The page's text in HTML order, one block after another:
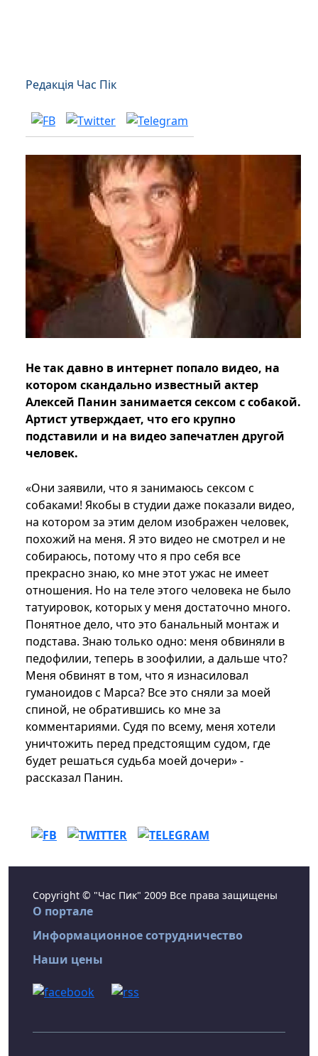
Редакція Час Пік
Не так давно в интернет попало видео, на
котором скандально известный актер
Алексей Панин занимается сексом с собакой.
Артист утверждает, что его крупно
подставили и на видео запечатлен другой
человек.
«Они заявили, что я занимаюсь сексом с
собаками! Якобы в студии даже показали видео,
на котором за этим делом изображен человек,
похожий на меня. Я это видео не смотрел и не
собираюсь, потому что я про себя все
прекрасно знаю, ко мне этот ужас не имеет
отношения. Но на теле этого человека не было
татуировок, которых у меня достаточно много.
Понятное дело, что это банальный монтаж и
подстава. Знаю только одно: меня обвиняли в
педофилии, теперь в зоофилии, а дальше что?
Меня обвинят в том, что я изнасиловал
гуманоидов с Марса? Все это сняли за моей
спиной, не обратившись ко мне за
комментариями. Судя по всему, меня хотели
уничтожить перед предстоящим судом, где
будет решаться судьба моей дочери» -
рассказал Панин.
Copyright © "Час Пик" 2009 Все права защищены
О портале
Информационное сотрудничество
Наши цены